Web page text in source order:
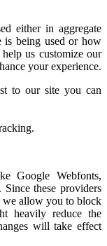
either in aggregate
is being used or how
us customize our
your experience.
to our site you can
Google Webfonts,
these providers
we allow you to block
heavily reduce the
will take effect